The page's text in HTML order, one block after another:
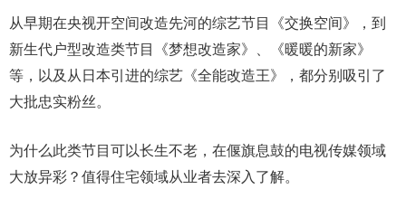
从早期在央视开空间改造先河的综艺节目《交换空间》，到
新生代户型改造类节目《梦想改造家》、《暖暖的新家》
等，以及从日本引进的综艺《全能改造王》，都分别吸引了
大批忠实粉丝。
为什么此类节目可以长生不老，在偃旗息鼓的电视传媒领域
大放异彩？值得住宅领域从业者去深入了解。